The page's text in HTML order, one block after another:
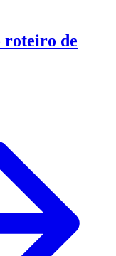
roteiro de